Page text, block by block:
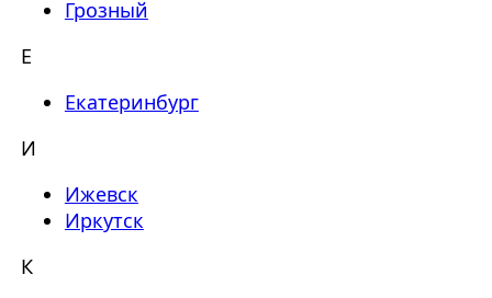
Грозный
Е
Екатеринбург
И
Ижевск
Иркутск
К